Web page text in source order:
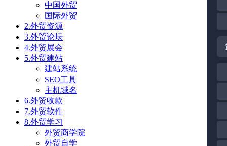
中国外贸
国际外贸
2.外贸资源
3.外贸论坛
4.外贸展会
5.外贸建站
建站系统
SEO工具
主机域名
6.外贸收款
7.外贸软件
8.外贸学习
外贸商学院
外贸自学